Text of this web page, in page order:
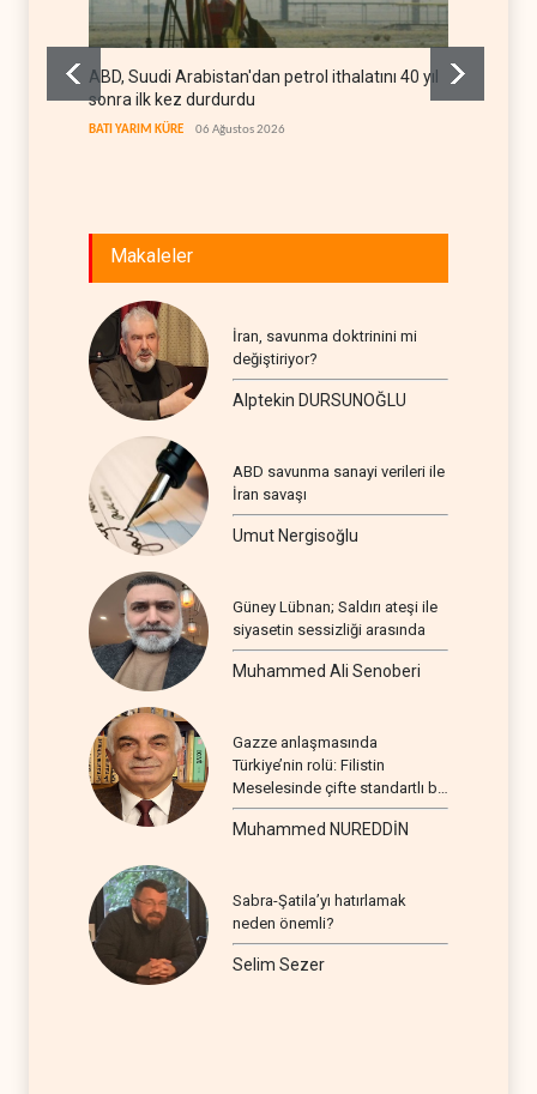
ABD, Suudi Arabistan'dan petrol ithalatını 40 yıl
sonra ilk kez durdurdu
BATI YARIM KÜRE 06 Ağustos 2026
Makaleler
İran, savunma doktrinini mi
değiştiriyor?
Alptekin DURSUNOĞLU
ABD savunma sanayi verileri ile
İran savaşı
Umut Nergisoğlu
Güney Lübnan; Saldırı ateşi ile
siyasetin sessizliği arasında
Muhammed Ali Senoberi
Gazze anlaşmasında
Türkiye’nin rolü: Filistin
Meselesinde çifte standartlı bir
seyir
Muhammed NUREDDİN
Sabra-Şatila’yı hatırlamak
neden önemli?
Selim Sezer